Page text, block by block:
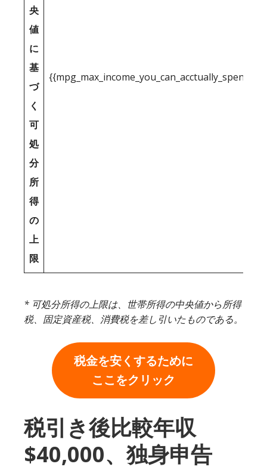
央
値
に
基
づ
く
可
処
分
所
得
の
上
限
* 可処分所得の上限は、世帯所得の中央値から所得
税、固定資産税、消費税を差し引いたものである。
税金を安くするために
ここをクリック
税引き後比較年収
$40,000、独身申告